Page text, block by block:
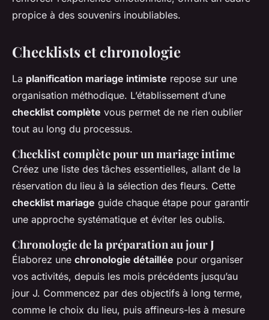
propice à des souvenirs inoubliables.
Checklists et chronologie
La planification mariage intimiste repose sur une
organisation méthodique. L’établissement d’une
checklist complète vous permet de ne rien oublier
tout au long du processus.
Checklist complète pour un mariage intime
Créez une liste des tâches essentielles, allant de la
réservation du lieu à la sélection des fleurs. Cette
checklist mariage guide chaque étape pour garantir
une approche systématique et éviter les oublis.
Chronologie de la préparation au jour J
Élaborez une chronologie détaillée pour organiser
vos activités, depuis les mois précédents jusqu’au
jour J. Commencez par des objectifs à long terme,
comme le choix du lieu, puis affineurs-les à mesure